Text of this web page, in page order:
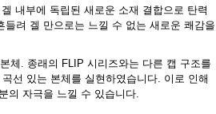
내부에 독립된 새로운 소재 결합으로 탄력
들려 겔 만으로는 느낄 수 없는 새로운 쾌감을
체. 종래의 FLIP 시리즈와는 다른 캡 구조를
선 있는 본체를 실현하였습니다. 이로 인해
의 자극을 느낄 수 있습니다.